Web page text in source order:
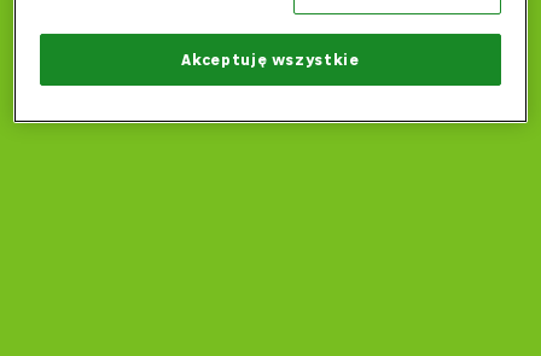
Wróć na stronę główną
Akceptuję wszystkie